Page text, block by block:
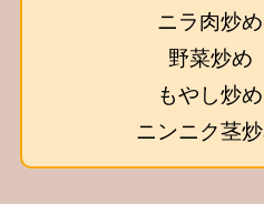
ニラ肉炒
野菜炒
もやし炒
ニンニク茎